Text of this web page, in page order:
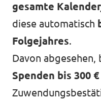
gesamte
diese automatisch
Folgejahres.
Davon
Spenden bis 300 €